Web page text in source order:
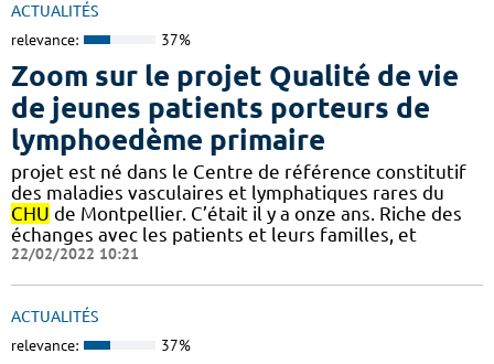
ACTUALITÉS
relevance: 37%
Zoom sur le projet Qualité de vie
de jeunes patients porteurs de
lymphoedème primaire
projet est né dans le Centre de référence constitutif
des maladies vasculaires et lymphatiques rares du
CHU de Montpellier. C’était il y a onze ans. Riche des
échanges avec les patients et leurs familles, et
22/02/2022 10:21
ACTUALITÉS
relevance: 37%